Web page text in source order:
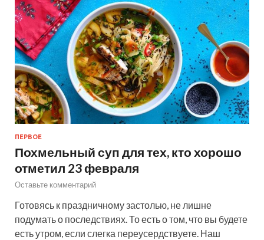
ПЕРВОЕ
Похмельный суп для тех, кто хорошо
отметил 23 февраля
Оставьте комментарий
Готовясь к праздничному застолью, не лишне
подумать о последствиях. То есть о том, что вы будете
есть утром, если слегка переусердствуете. Наш